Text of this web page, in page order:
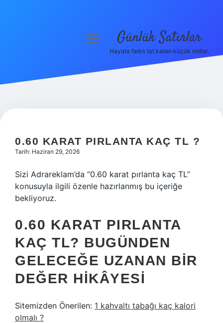
Hakkımızda
menüyü Günlük Satırlar
Hayata farklı tat katan küçük notlar.
0.60 KARAT PIRLANTA KAÇ TL ?
Tarih: Haziran 29, 2026
Sizi Adrareklam’da “0.60 karat pırlanta kaç TL”
konusuyla ilgili özenle hazırlanmış bu içeriğe
bekliyoruz.
0.60 KARAT PIRLANTA
KAÇ TL? BUGÜNDEN
GELECEĞE UZANAN BIR
DEĞER HIKÂYESI
Sitemizden Önerilen: 1 kahvaltı tabağı kaç kalori
olmalı ?